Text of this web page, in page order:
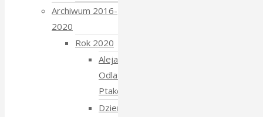
Archiwum 2016-
2020
Rok 2020
Aleja
Odlatujących
Ptaków
Dzień